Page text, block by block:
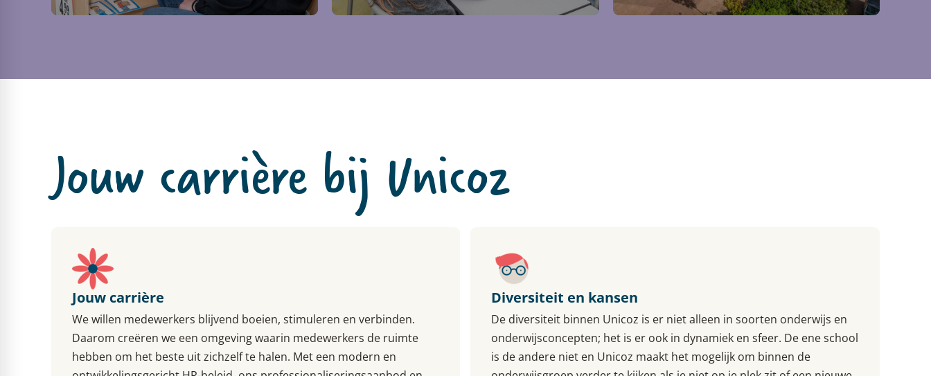
Jouw carrière bij Unicoz
Jouw carrière
We willen medewerkers blijvend boeien, stimuleren en verbinden.
Daarom creëren we een omgeving waarin medewerkers de ruimte
hebben om het beste uit zichzelf te halen. Met een modern en
Diversiteit en kansen
De diversiteit binnen Unicoz is er niet alleen in soorten onderwijs en
onderwijsconcepten; het is er ook in dynamiek en sfeer. De ene school
is de andere niet en Unicoz maakt het mogelijk om binnen de